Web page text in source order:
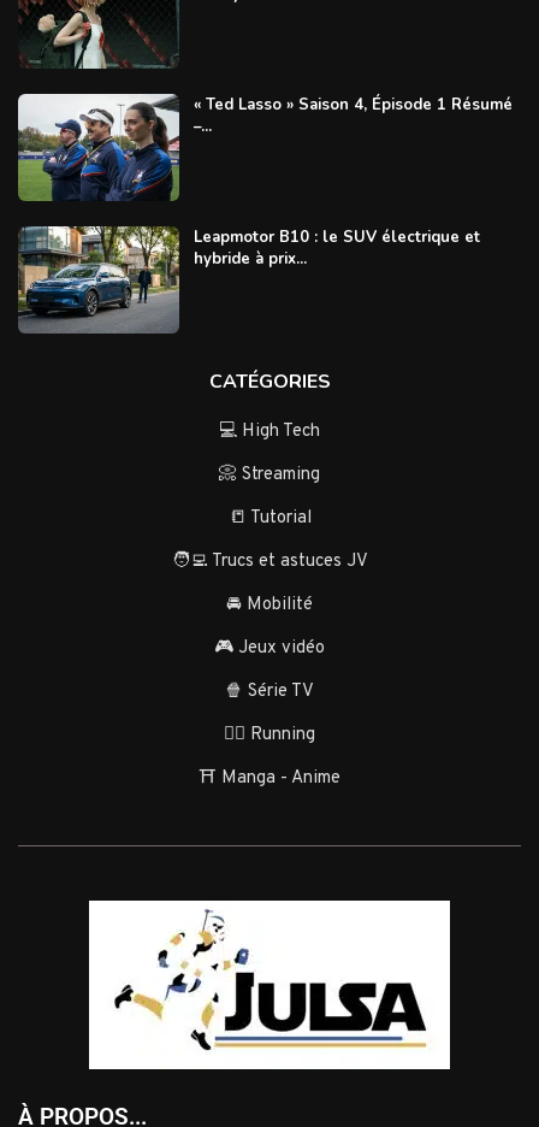
« Ted Lasso » Saison 4, Épisode 1 Résumé
–...
Leapmotor B10 : le SUV électrique et
hybride à prix...
CATÉGORIES
💻 High Tech
📀 Streaming
📒 Tutorial
🧑‍💻 Trucs et astuces JV
🚘 Mobilité
🎮 Jeux vidéo
🍿 Série TV
🏃‍♂️ Running
⛩️ Manga - Anime
À PROPOS...